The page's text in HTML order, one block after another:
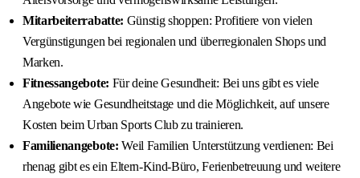
Mitarbeiterrabatte: Günstig shoppen: Profitiere von vielen
Vergünstigungen bei regionalen und überregionalen Shops und
Marken.
Fitnessangebote: Für deine Gesundheit: Bei uns gibt es viele
Angebote wie Gesundheitstage und die Möglichkeit, auf unsere
Kosten beim Urban Sports Club zu trainieren.
Familienangebote: Weil Familien Unterstützung verdienen: Bei
rhenag gibt es ein Eltern-Kind-Büro, Ferienbetreuung und weitere